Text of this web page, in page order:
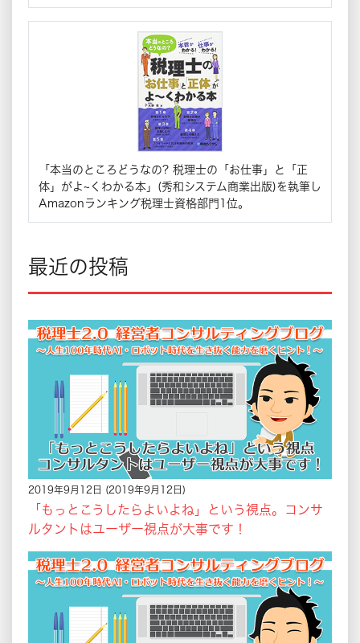
「本当のところどうなの? 税理士の「お仕事」と「正
体」がよ~くわかる本」(秀和システム商業出版)を執筆し
Amazonランキング税理士資格部門1位。
最近の投稿
2019年9月12日 (2019年9月12日)
「もっとこうしたらよいよね」という視点。コンサ
ルタントはユーザー視点が大事です！